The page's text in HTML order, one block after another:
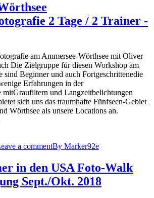
2 Tage / 2 Trainer -
am Ammersee-Wörthsee mit Oliver
Die Zielgruppe für diesen Workshop am
sind Beginner und auch Fortgeschrittenedie
Erfahrungen in der
mitGraufiltern und Langzeitbelichtungen
sich uns das traumhafte Fünfseen-Gebiet
Wörthsee als unsere Locations an.
a commentBy Marker92e
in den USA Foto-Walk
Sept./Okt. 2018